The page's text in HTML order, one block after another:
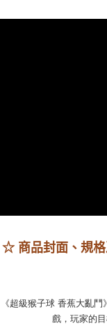
每筆NT$60，滿
每筆NT$200
☆ 商品封面、規
《超級猴子球 香蕉大亂
戲，玩家的